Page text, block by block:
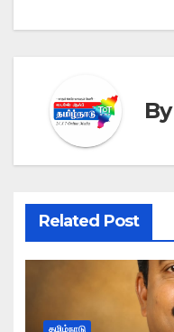
By
Related Post
தமிழ்நாடு